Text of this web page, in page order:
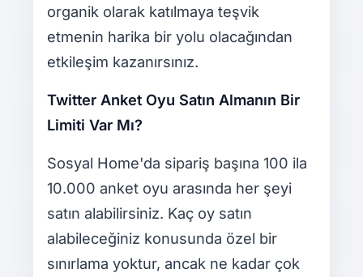
organik olarak katılmaya teşvik
etmenin harika bir yolu olacağından
etkileşim kazanırsınız.
Twitter Anket Oyu Satın Almanın Bir
Limiti Var Mı?
Sosyal Home'da sipariş başına 100 ila
10.000 anket oyu arasında her şeyi
satın alabilirsiniz. Kaç oy satın
alabileceğiniz konusunda özel bir
sınırlama yoktur, ancak ne kadar çok